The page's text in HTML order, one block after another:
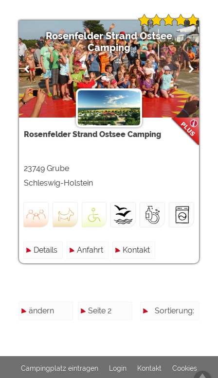
Rosenfelder Strand Ostsee
Camping
Rosenfelder Strand Ostsee Camping
23749 Grube
Schleswig-Holstein
Details Anfahrt Kontakt
ändern Seite 2 Sortierung:
Campingplatz eintragen Login Kontakt
Cookies